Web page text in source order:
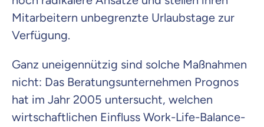
Mitarbeitern unbegrenzte Urlaubstage zur
Verfügung.
Ganz uneigennützig sind solche Maßnahmen
nicht: Das Beratungsunternehmen Prognos
hat im Jahr 2005 untersucht, welchen
wirtschaftlichen Einfluss Work-Life-Balance-